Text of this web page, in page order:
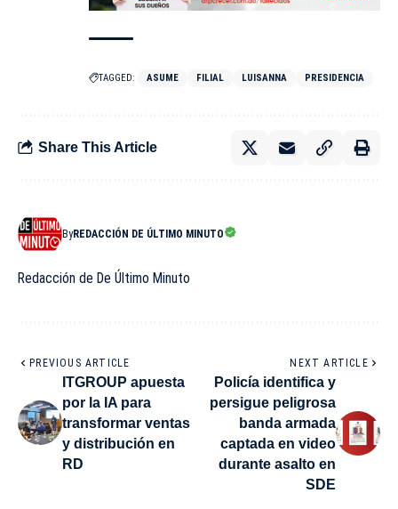
TAGGED: ASUME FILIAL LUISANNA PRESIDENCIA
Share This Article
ByREDACCIÓN DE ÚLTIMO MINUTO
Redacción de De Último Minuto
PREVIOUS ARTICLE
ITGROUP apuesta
por la IA para
transformar ventas
y distribución en
RD
NEXT ARTICLE
Policía identifica y
persigue peligrosa
banda armada
captada en video
durante asalto en
SDE